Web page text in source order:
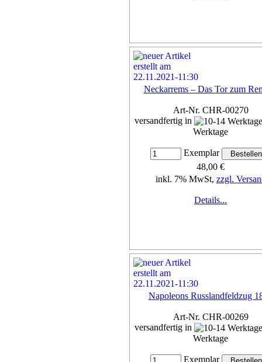
Neckarrems – Das Tor zum
Art-Nr. CHR-00270
versandfertig in
Werktage
Exemplar
48,00 €
inkl. 7% MwSt, zzgl.
Details...
Napoleons Russlandfeldzug
Art-Nr. CHR-00269
versandfertig in
Werktage
Exemplar